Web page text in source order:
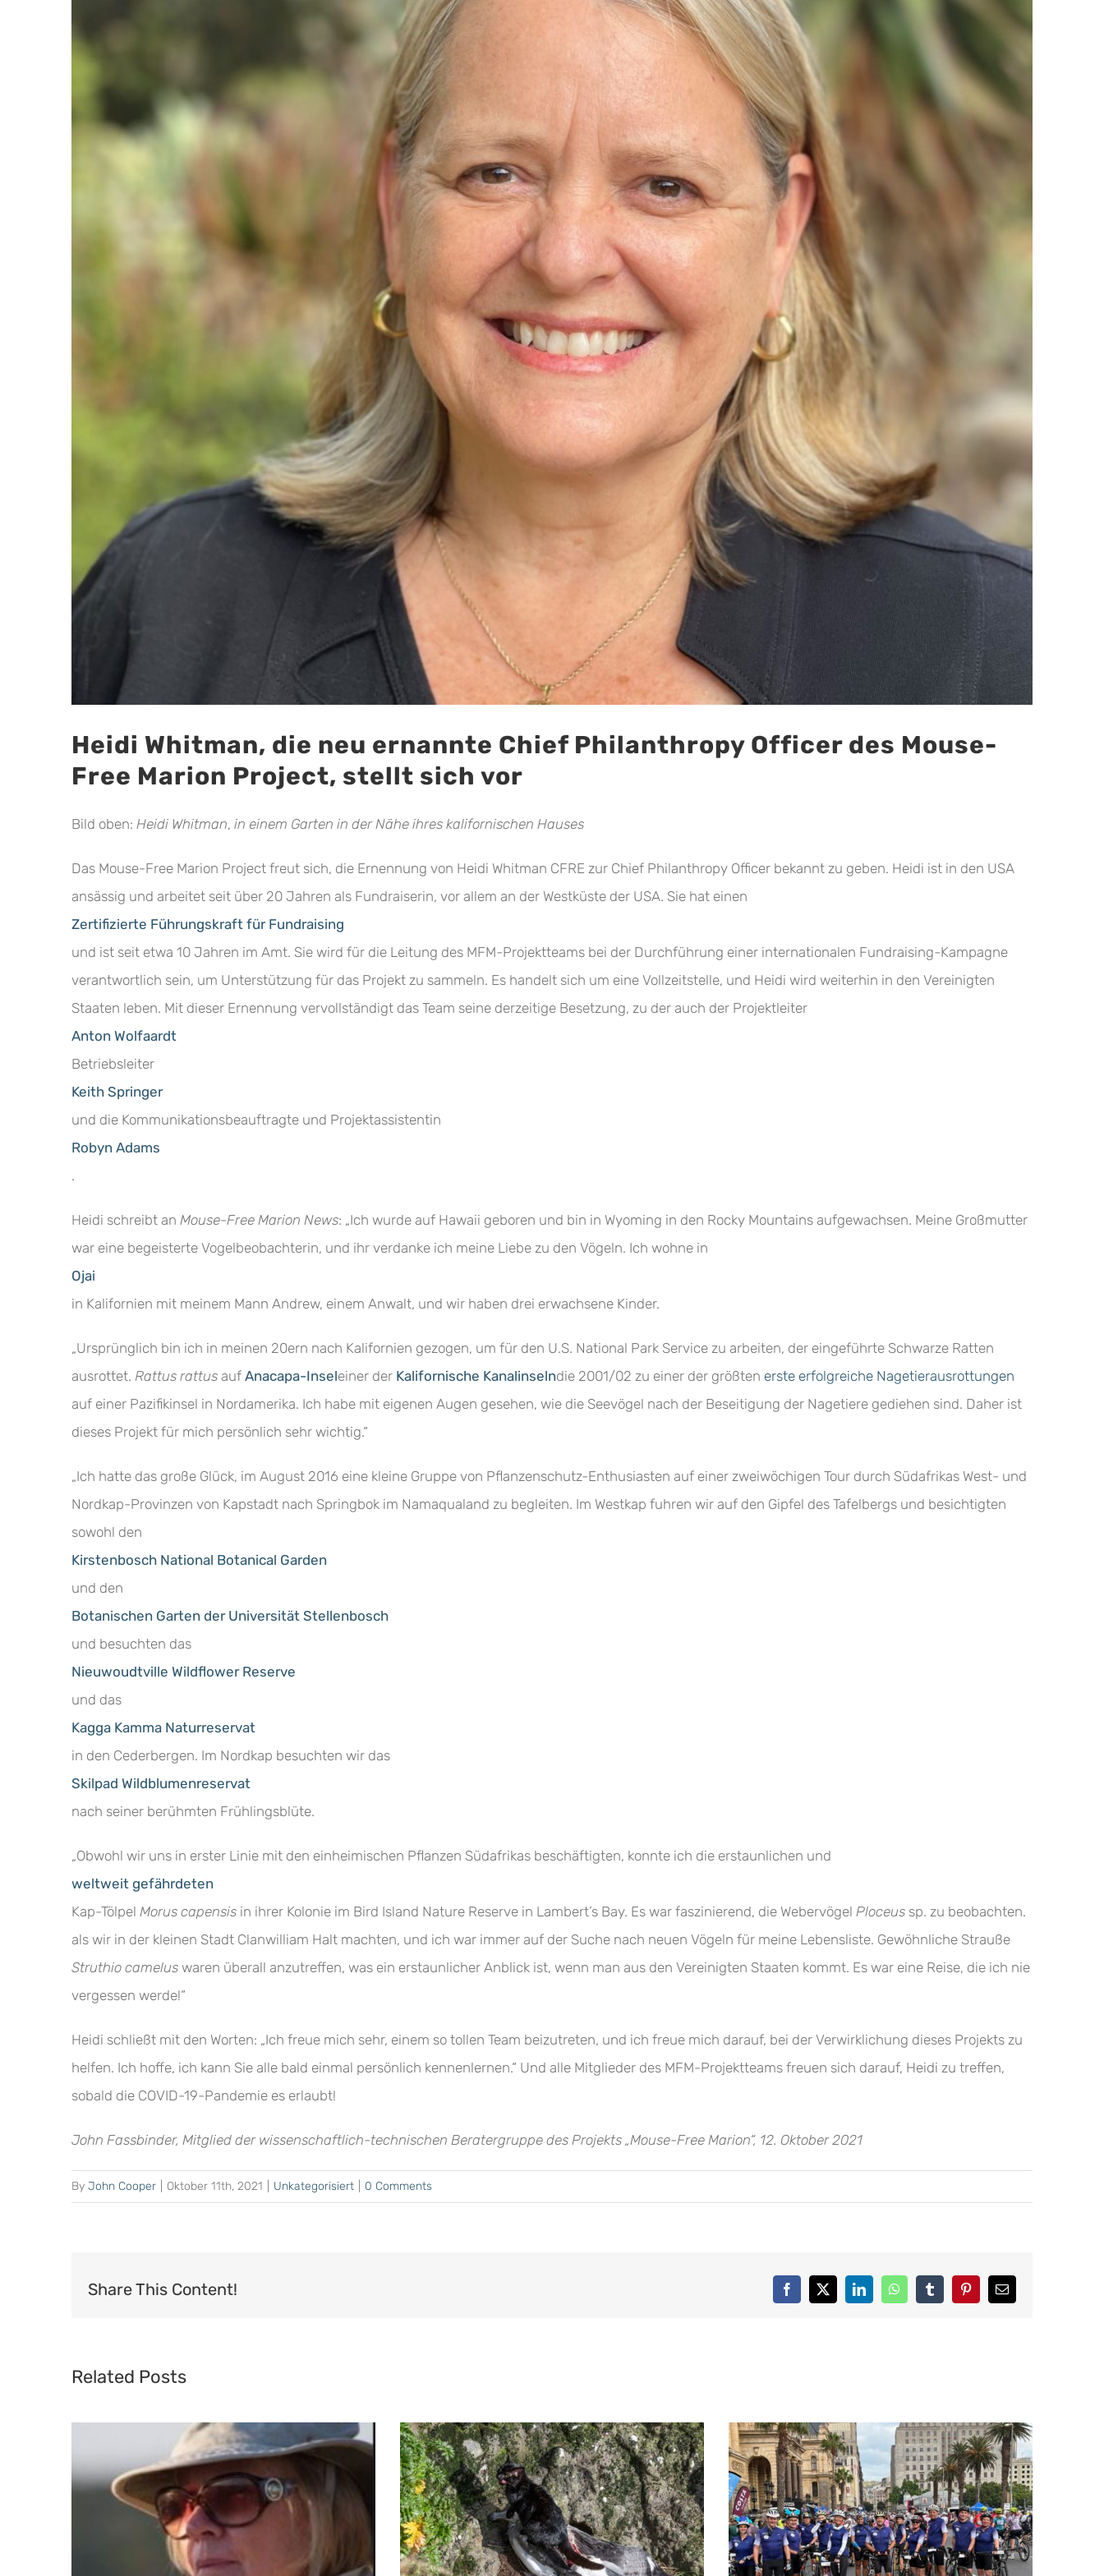
Heidi Whitman, die neu ernannte Chief Philanthropy Officer des Mouse-
Free Marion Project, stellt sich vor
Bild oben: Heidi Whitman, in einem Garten in der Nähe ihres kalifornischen Hauses
Das Mouse-Free Marion Project freut sich, die Ernennung von Heidi Whitman CFRE zur Chief Philanthropy Officer bekannt zu geben. Heidi ist in den USA
ansässig und arbeitet seit über 20 Jahren als Fundraiserin, vor allem an der Westküste der USA. Sie hat einen
Zertifizierte Führungskraft für Fundraising
und ist seit etwa 10 Jahren im Amt. Sie wird für die Leitung des MFM-Projektteams bei der Durchführung einer internationalen Fundraising-Kampagne
verantwortlich sein, um Unterstützung für das Projekt zu sammeln. Es handelt sich um eine Vollzeitstelle, und Heidi wird weiterhin in den Vereinigten
Staaten leben. Mit dieser Ernennung vervollständigt das Team seine derzeitige Besetzung, zu der auch der Projektleiter
Anton Wolfaardt
Betriebsleiter
Keith Springer
und die Kommunikationsbeauftragte und Projektassistentin
Robyn Adams
.
Heidi schreibt an Mouse-Free Marion News: „Ich wurde auf Hawaii geboren und bin in Wyoming in den Rocky Mountains aufgewachsen. Meine Großmutter
war eine begeisterte Vogelbeobachterin, und ihr verdanke ich meine Liebe zu den Vögeln. Ich wohne in
Ojai
in Kalifornien mit meinem Mann Andrew, einem Anwalt, und wir haben drei erwachsene Kinder.
„Ursprünglich bin ich in meinen 20ern nach Kalifornien gezogen, um für den U.S. National Park Service zu arbeiten, der eingeführte Schwarze Ratten
ausrottet. Rattus rattus auf Anacapa-Inseleiner der Kalifornische Kanalinselndie 2001/02 zu einer der größten erste erfolgreiche Nagetierausrottungen
auf einer Pazifikinsel in Nordamerika. Ich habe mit eigenen Augen gesehen, wie die Seevögel nach der Beseitigung der Nagetiere gediehen sind. Daher ist
dieses Projekt für mich persönlich sehr wichtig.“
„Ich hatte das große Glück, im August 2016 eine kleine Gruppe von Pflanzenschutz-Enthusiasten auf einer zweiwöchigen Tour durch Südafrikas West- und
Nordkap-Provinzen von Kapstadt nach Springbok im Namaqualand zu begleiten. Im Westkap fuhren wir auf den Gipfel des Tafelbergs und besichtigten
sowohl den
Kirstenbosch National Botanical Garden
und den
Botanischen Garten der Universität Stellenbosch
und besuchten das
Nieuwoudtville Wildflower Reserve
und das
Kagga Kamma Naturreservat
in den Cederbergen. Im Nordkap besuchten wir das
Skilpad Wildblumenreservat
nach seiner berühmten Frühlingsblüte.
„Obwohl wir uns in erster Linie mit den einheimischen Pflanzen Südafrikas beschäftigten, konnte ich die erstaunlichen und
weltweit gefährdeten
Kap-Tölpel Morus capensis in ihrer Kolonie im Bird Island Nature Reserve in Lambert’s Bay. Es war faszinierend, die Webervögel Ploceus sp. zu beobachten.
als wir in der kleinen Stadt Clanwilliam Halt machten, und ich war immer auf der Suche nach neuen Vögeln für meine Lebensliste. Gewöhnliche Strauße
Struthio camelus waren überall anzutreffen, was ein erstaunlicher Anblick ist, wenn man aus den Vereinigten Staaten kommt. Es war eine Reise, die ich nie
vergessen werde!“
Heidi schließt mit den Worten: „Ich freue mich sehr, einem so tollen Team beizutreten, und ich freue mich darauf, bei der Verwirklichung dieses Projekts zu
helfen. Ich hoffe, ich kann Sie alle bald einmal persönlich kennenlernen.“ Und alle Mitglieder des MFM-Projektteams freuen sich darauf, Heidi zu treffen,
sobald die COVID-19-Pandemie es erlaubt!
John Fassbinder, Mitglied der wissenschaftlich-technischen Beratergruppe des Projekts „Mouse-Free Marion“, 12. Oktober 2021
By John Cooper Oktober 11th, 2021 Unkategorisiert 0 Comments
Share This Content! Facebook
X LinkedInWhatsAppTumblrPinterestEmail
Related Posts